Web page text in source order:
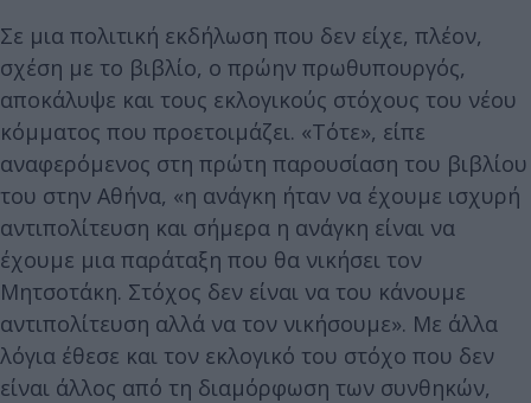
Σε μια πολιτική εκδήλωση που δεν είχε, πλέον,
σχέση με το βιβλίο, ο πρώην πρωθυπουργός,
αποκάλυψε και τους εκλογικούς στόχους του νέου
κόμματος που προετοιμάζει. «Τότε», είπε
αναφερόμενος στη πρώτη παρουσίαση του βιβλίου
του στην Αθήνα, «η ανάγκη ήταν να έχουμε ισχυρή
αντιπολίτευση και σήμερα η ανάγκη είναι να
έχουμε μια παράταξη που θα νικήσει τον
Μητσοτάκη. Στόχος δεν είναι να του κάνουμε
αντιπολίτευση αλλά να τον νικήσουμε». Με άλλα
λόγια έθεσε και τον εκλογικό του στόχο που δεν
είναι άλλος από τη διαμόρφωση των συνθηκών,